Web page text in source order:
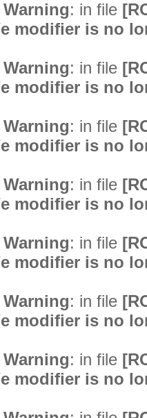
: in file
modifier is no
: in file
modifier is no
: in file
modifier is no
: in file
modifier is no
: in file
modifier is no
: in file
modifier is no
: in file
modifier is no